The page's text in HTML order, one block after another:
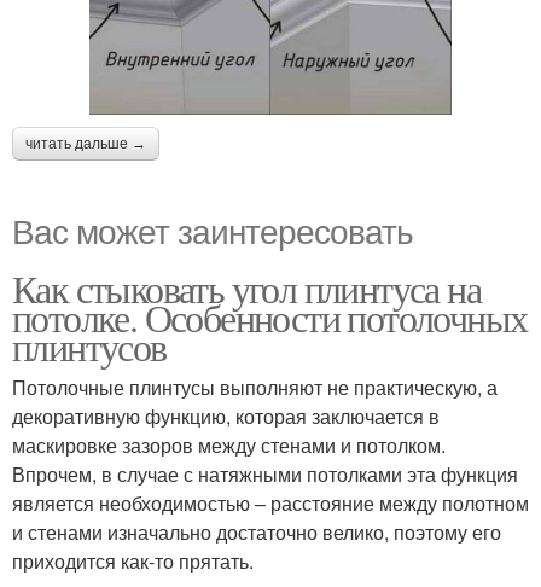
читать дальше →
Вас может заинтересовать
Как стыковать угол плинтуса на
потолке. Особенности потолочных
плинтусов
Потолочные плинтусы выполняют не практическую, а
декоративную функцию, которая заключается в
маскировке зазоров между стенами и потолком.
Впрочем, в случае с натяжными потолками эта функция
является необходимостью – расстояние между полотном
и стенами изначально достаточно велико, поэтому его
приходится как-то прятать.